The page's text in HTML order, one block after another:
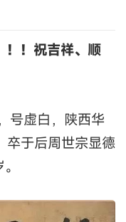
！！祝吉祥、顺
号虚白，陕西华
卒于后周世宗显德